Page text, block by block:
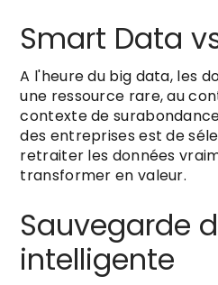
Smart Data
A l'heure du big data, les
une ressource rare, au
contexte de
des entreprises est de
retraiter les données
transformer en valeur.
Sauvegarde
intelligente